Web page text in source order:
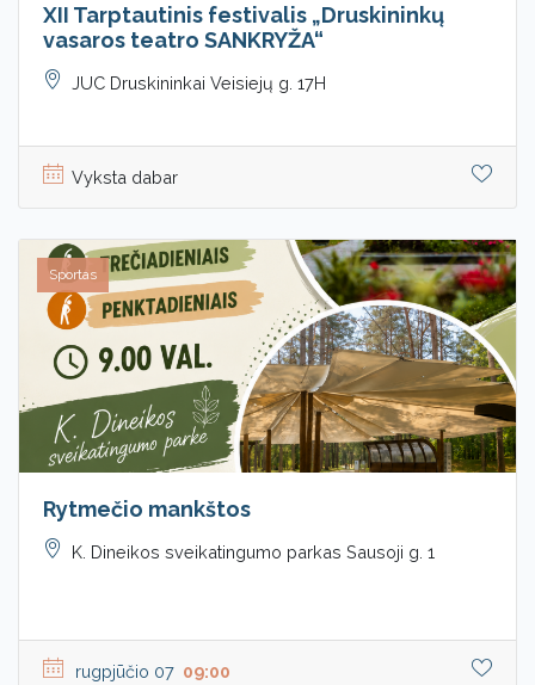
XII Tarptautinis festivalis „Druskininkų
vasaros teatro SANKRYŽA“
JUC Druskininkai Veisiejų g. 17H
Vyksta dabar
Sportas
Rytmečio mankštos
K. Dineikos sveikatingumo parkas Sausoji g. 1
rugpjūčio 07 09:00